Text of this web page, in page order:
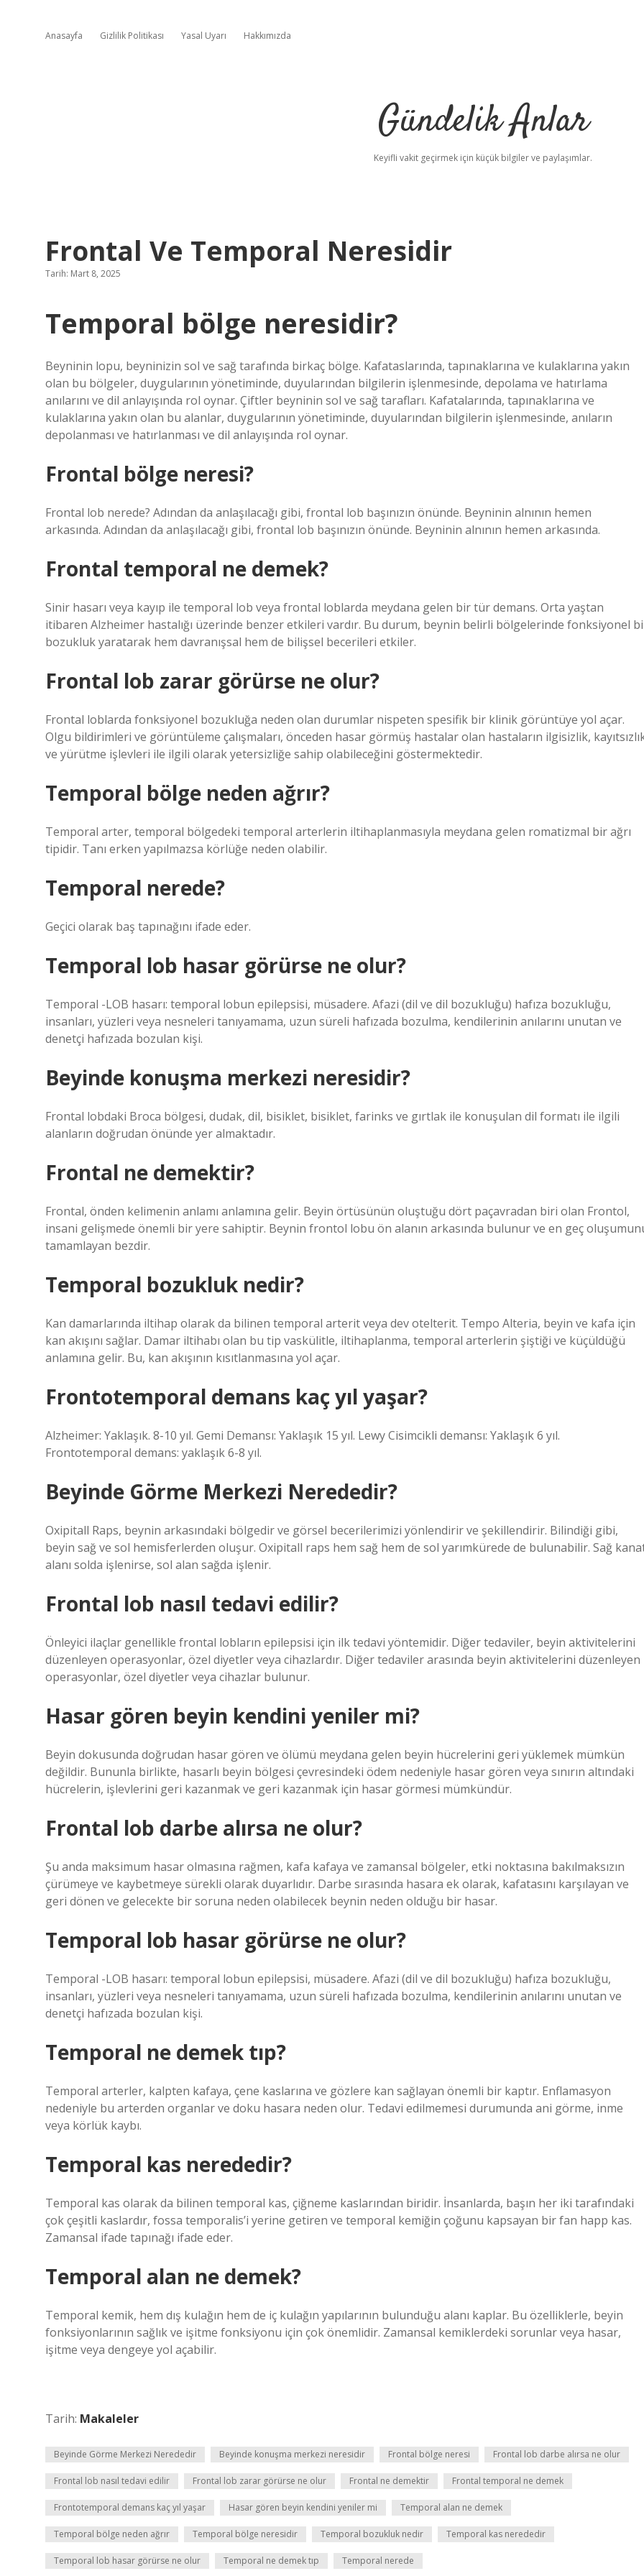
Anasayfa Gizlilik Politikası Yasal Uyarı Hakkımızda
Gündelik Anlar
Keyifli vakit geçirmek için küçük bilgiler ve paylaşımlar.
Frontal Ve Temporal Neresidir
Tarih: Mart 8, 2025
Temporal bölge neresidir?
Beyninin lopu, beyninizin sol ve sağ tarafında birkaç bölge. Kafataslarında, tapınaklarına ve kulaklarına yakın
olan bu bölgeler, duygularının yönetiminde, duyularından bilgilerin işlenmesinde, depolama ve hatırlama
anılarını ve dil anlayışında rol oynar. Çiftler beyninin sol ve sağ tarafları. Kafatalarında, tapınaklarına ve
kulaklarına yakın olan bu alanlar, duygularının yönetiminde, duyularından bilgilerin işlenmesinde, anıların
depolanması ve hatırlanması ve dil anlayışında rol oynar.
Frontal bölge neresi?
Frontal lob nerede? Adından da anlaşılacağı gibi, frontal lob başınızın önünde. Beyninin alnının hemen
arkasında. Adından da anlaşılacağı gibi, frontal lob başınızın önünde. Beyninin alnının hemen arkasında.
Frontal temporal ne demek?
Sinir hasarı veya kayıp ile temporal lob veya frontal loblarda meydana gelen bir tür demans. Orta yaştan
itibaren Alzheimer hastalığı üzerinde benzer etkileri vardır. Bu durum, beynin belirli bölgelerinde fonksiyonel
bozukluk yaratarak hem davranışsal hem de bilişsel becerileri etkiler.
Frontal lob zarar görürse ne olur?
Frontal loblarda fonksiyonel bozukluğa neden olan durumlar nispeten spesifik bir klinik görüntüye yol açar.
Olgu bildirimleri ve görüntüleme çalışmaları, önceden hasar görmüş hastalar olan hastaların ilgisizlik,
ve yürütme işlevleri ile ilgili olarak yetersizliğe sahip olabileceğini göstermektedir.
Temporal bölge neden ağrır?
Temporal arter, temporal bölgedeki temporal arterlerin iltihaplanmasıyla meydana gelen romatizmal bir ağrı
tipidir. Tanı erken yapılmazsa körlüğe neden olabilir.
Temporal nerede?
Geçici olarak baş tapınağını ifade eder.
Temporal lob hasar görürse ne olur?
Temporal -LOB hasarı: temporal lobun epilepsisi, müsadere. Afazi (dil ve dil bozukluğu) hafıza bozukluğu,
insanları, yüzleri veya nesneleri tanıyamama, uzun süreli hafızada bozulma, kendilerinin anılarını unutan ve
denetçi hafızada bozulan kişi.
Beyinde konuşma merkezi neresidir?
Frontal lobdaki Broca bölgesi, dudak, dil, bisiklet, bisiklet, farinks ve gırtlak ile konuşulan dil formatı ile ilgili
alanların doğrudan önünde yer almaktadır.
Frontal ne demektir?
Frontal, önden kelimenin anlamı anlamına gelir. Beyin örtüsünün oluştuğu dört paçavradan biri olan Frontol,
insani gelişmede önemli bir yere sahiptir. Beynin frontol lobu ön alanın arkasında bulunur ve en geç
tamamlayan bezdir.
Temporal bozukluk nedir?
Kan damarlarında iltihap olarak da bilinen temporal arterit veya dev otelterit. Tempo Alteria, beyin ve kafa için
kan akışını sağlar. Damar iltihabı olan bu tip vaskülitle, iltihaplanma, temporal arterlerin şiştiği ve küçüldüğü
anlamına gelir. Bu, kan akışının kısıtlanmasına yol açar.
Frontotemporal demans kaç yıl yaşar?
Alzheimer: Yaklaşık. 8-10 yıl. Gemi Demansı: Yaklaşık 15 yıl. Lewy Cisimcikli demansı: Yaklaşık 6 yıl.
Frontotemporal demans: yaklaşık 6-8 yıl.
Beyinde Görme Merkezi Nerededir?
Oxipitall Raps, beynin arkasındaki bölgedir ve görsel becerilerimizi yönlendirir ve şekillendirir. Bilindiği gibi,
beyin sağ ve sol hemisferlerden oluşur. Oxipitall raps hem sağ hem de sol yarımkürede de bulunabilir. Sağ
alanı solda işlenirse, sol alan sağda işlenir.
Frontal lob nasıl tedavi edilir?
Önleyici ilaçlar genellikle frontal lobların epilepsisi için ilk tedavi yöntemidir. Diğer tedaviler, beyin aktivitelerini
düzenleyen operasyonlar, özel diyetler veya cihazlardır. Diğer tedaviler arasında beyin aktivitelerini düzenleyen
operasyonlar, özel diyetler veya cihazlar bulunur.
Hasar gören beyin kendini yeniler mi?
Beyin dokusunda doğrudan hasar gören ve ölümü meydana gelen beyin hücrelerini geri yüklemek mümkün
değildir. Bununla birlikte, hasarlı beyin bölgesi çevresindeki ödem nedeniyle hasar gören veya sınırın altındaki
hücrelerin, işlevlerini geri kazanmak ve geri kazanmak için hasar görmesi mümkündür.
Frontal lob darbe alırsa ne olur?
Şu anda maksimum hasar olmasına rağmen, kafa kafaya ve zamansal bölgeler, etki noktasına bakılmaksızın
çürümeye ve kaybetmeye sürekli olarak duyarlıdır. Darbe sırasında hasara ek olarak, kafatasını karşılayan ve
geri dönen ve gelecekte bir soruna neden olabilecek beynin neden olduğu bir hasar.
Temporal lob hasar görürse ne olur?
Temporal -LOB hasarı: temporal lobun epilepsisi, müsadere. Afazi (dil ve dil bozukluğu) hafıza bozukluğu,
insanları, yüzleri veya nesneleri tanıyamama, uzun süreli hafızada bozulma, kendilerinin anılarını unutan ve
denetçi hafızada bozulan kişi.
Temporal ne demek tıp?
Temporal arterler, kalpten kafaya, çene kaslarına ve gözlere kan sağlayan önemli bir kaptır. Enflamasyon
nedeniyle bu arterden organlar ve doku hasara neden olur. Tedavi edilmemesi durumunda ani görme, inme
veya körlük kaybı.
Temporal kas nerededir?
Temporal kas olarak da bilinen temporal kas, çiğneme kaslarından biridir. İnsanlarda, başın her iki tarafındaki
çok çeşitli kaslardır, fossa temporalis’i yerine getiren ve temporal kemiğin çoğunu kapsayan bir fan happ kas.
Zamansal ifade tapınağı ifade eder.
Temporal alan ne demek?
Temporal kemik, hem dış kulağın hem de iç kulağın yapılarının bulunduğu alanı kaplar. Bu özelliklerle, beyin
fonksiyonlarının sağlık ve işitme fonksiyonu için çok önemlidir. Zamansal kemiklerdeki sorunlar veya hasar,
işitme veya dengeye yol açabilir.
Tarih: Makaleler
Beyinde Görme Merkezi Nerededir Beyinde konuşma merkezi neresidir Frontal bölge neresi Frontal lob darbe alırsa ne olur
Frontal lob nasıl tedavi edilir Frontal lob zarar görürse ne olur Frontal ne demektir Frontal temporal ne demek
Frontotemporal demans kaç yıl yaşar Hasar gören beyin kendini yeniler mi Temporal alan ne demek
Temporal bölge neden ağrır Temporal bölge neresidir Temporal bozukluk nedir Temporal kas nerededir
Temporal lob hasar görürse ne olur Temporal ne demek tıp Temporal nerede